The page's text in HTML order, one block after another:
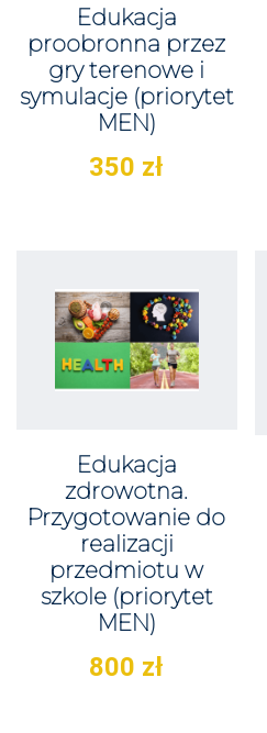
Edukacja
proobronna przez
gry terenowe i
symulacje (priorytet
MEN)
350 zł
Edukacja
zdrowotna.
Przygotowanie do
realizacji
przedmiotu w
szkole (priorytet
MEN)
800 zł